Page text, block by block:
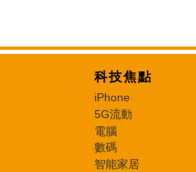
科技焦點
iPhone
5G流動
電腦
數碼
智能家居